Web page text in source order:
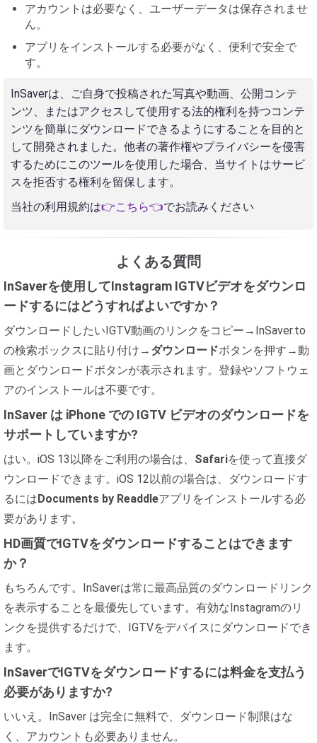
アカウントは必要なく、ユーザーデータは保存されませ
ん。
アプリをインストールする必要がなく、便利で安全で
す。
InSaverは、ご自身で投稿された写真や動画、公開コンテ
ンツ、またはアクセスして使用する法的権利を持つコンテ
ンツを簡単にダウンロードできるようにすることを目的と
して開発されました。他者の著作権やプライバシーを侵害
するためにこのツールを使用した場合、当サイトはサービ
スを拒否する権利を留保します。
当社の利用規約は👉こちら👈でお読みください
よくある質問
InSaverを使用してInstagram IGTVビデオをダウンロ
ードするにはどうすればよいですか？
ダウンロードしたいIGTV動画のリンクをコピー→InSaver.to
の検索ボックスに貼り付け→ ダウンロードボタンを押す→動
画とダウンロードボタンが表示されます。登録やソフトウェ
アのインストールは不要です。
InSaver は iPhone での IGTV ビデオのダウンロードを
サポートしていますか?
はい。iOS 13以降をご利用の場合は、 Safariを使って直接ダ
ウンロードできます。iOS 12以前の場合は、ダウンロードす
るにはDocuments by Readdleアプリをインストールする必
要があります。
HD画質でIGTVをダウンロードすることはできます
か？
もちろんです。InSaverは常に最高品質のダウンロードリンク
を表示することを最優先しています。有効なInstagramのリ
ンクを提供するだけで、IGTVをデバイスにダウンロードでき
ます。
InSaverでIGTVをダウンロードするには料金を支払う
必要がありますか?
いいえ。InSaver は完全に無料で、ダウンロード制限はな
く、アカウントも必要ありません。